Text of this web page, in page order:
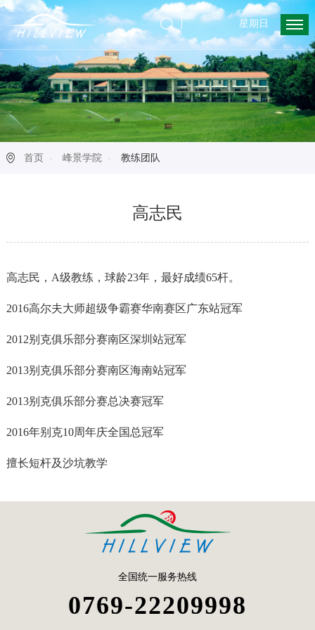
星期日
首页 峰景学院 教练团队
高志民
高志民，A级教练，球龄23年，最好成绩65杆。
2016高尔夫大师超级争霸赛华南赛区广东站冠军
2012别克俱乐部分赛南区深圳站冠军
2013别克俱乐部分赛南区海南站冠军
2013别克俱乐部分赛总决赛冠军
2016年别克10周年庆全国总冠军
擅长短杆及沙坑教学
全国统一服务热线
0769-22209998